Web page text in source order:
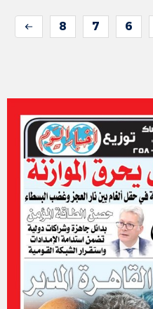
6
7
8